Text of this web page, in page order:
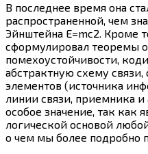
В последнее время она
распространенной, чем
Эйнштейна Е=mc2. Кроме
сформулировал теоремы
помехоустойчивости,
абстрактную схему
элементов (источника
линии связи, приемника
особое значение, так как
логической основой
о чем мы более подробно